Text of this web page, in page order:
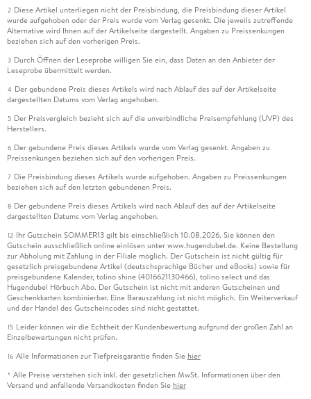
2 Diese Artikel unterliegen nicht der Preisbindung, die Preisbindung dieser Artikel
wurde aufgehoben oder der Preis wurde vom Verlag gesenkt. Die jeweils zutreffende
Alternative wird Ihnen auf der Artikelseite dargestellt. Angaben zu Preissenkungen
beziehen sich auf den vorherigen Preis.
3 Durch Öffnen der Leseprobe willigen Sie ein, dass Daten an den Anbieter der
Leseprobe übermittelt werden.
4 Der gebundene Preis dieses Artikels wird nach Ablauf des auf der Artikelseite
dargestellten Datums vom Verlag angehoben.
5 Der Preisvergleich bezieht sich auf die unverbindliche Preisempfehlung (UVP) des
Herstellers.
6 Der gebundene Preis dieses Artikels wurde vom Verlag gesenkt. Angaben zu
Preissenkungen beziehen sich auf den vorherigen Preis.
7 Die Preisbindung dieses Artikels wurde aufgehoben. Angaben zu Preissenkungen
beziehen sich auf den letzten gebundenen Preis.
8 Der gebundene Preis dieses Artikels wird nach Ablauf des auf der Artikelseite
dargestellten Datums vom Verlag angehoben.
12 Ihr Gutschein SOMMER13 gilt bis einschließlich 10.08.2026. Sie können den
Gutschein ausschließlich online einlösen unter www.hugendubel.de. Keine Bestellung
zur Abholung mit Zahlung in der Filiale möglich. Der Gutschein ist nicht gültig für
gesetzlich preisgebundene Artikel (deutschsprachige Bücher und eBooks) sowie für
preisgebundene Kalender, tolino shine (4016621130466), tolino select und das
Hugendubel Hörbuch Abo. Der Gutschein ist nicht mit anderen Gutscheinen und
Geschenkkarten kombinierbar. Eine Barauszahlung ist nicht möglich. Ein Weiterverkauf
und der Handel des Gutscheincodes sind nicht gestattet.
15 Leider können wir die Echtheit der Kundenbewertung aufgrund der großen Zahl an
Einzelbewertungen nicht prüfen.
16 Alle Informationen zur Tiefpreisgarantie finden Sie hier
* Alle Preise verstehen sich inkl. der gesetzlichen MwSt. Informationen über den
Versand und anfallende Versandkosten finden Sie hier